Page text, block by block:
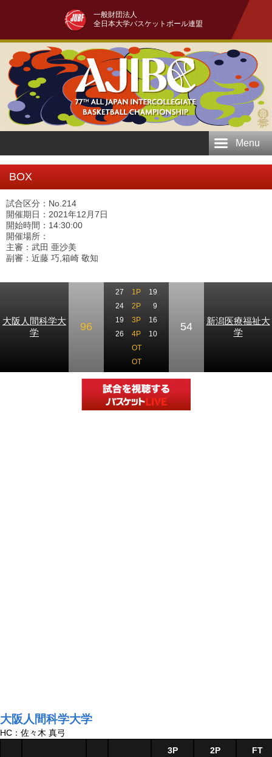
一般財団法人
全日本大学バスケットボール連盟
Menu
BOX
試合区分：No.214
開催期日：2021年12月7日
開始時間：14:30:00
開催場所：
主審：武田 亜沙美
副審：近藤 巧,箱崎 敬知
大阪人間科学大
学
96
27 1P
19
24
2P
9
19
3P
16
26
4P
10
OT
OT
54
新潟医療福祉大
学
大阪人間科学大学
HC：佐々木 真弓
3P 2P FT